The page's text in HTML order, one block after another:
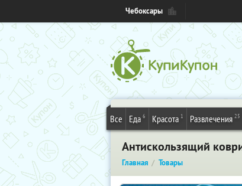
Чебоксары
Все Еда 6 Красота 1 Развлечения 25
Антискользящий
Главная Товары